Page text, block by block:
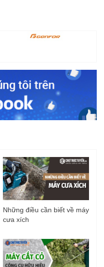
Những điều cần biết về máy
cưa xích